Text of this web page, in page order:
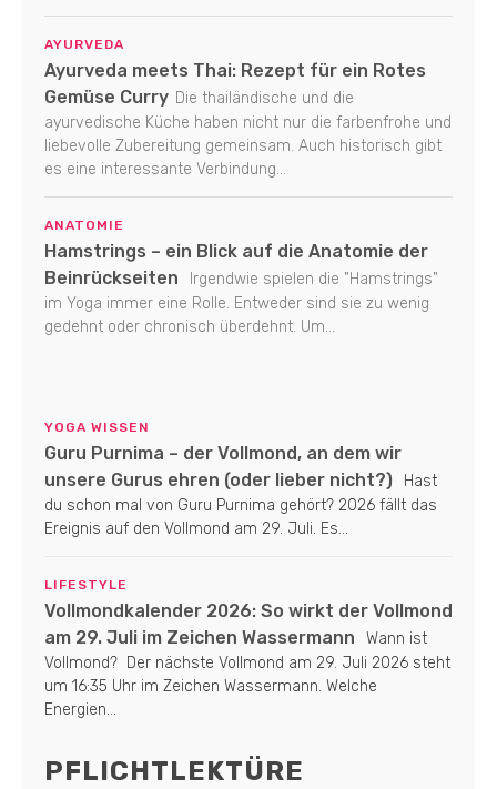
AYURVEDA
Ayurveda meets Thai: Rezept für ein Rotes
Gemüse Curry Die thailändische und die
ayurvedische Küche haben nicht nur die farbenfrohe und
liebevolle Zubereitung gemeinsam. Auch historisch gibt
es eine interessante Verbindung...
ANATOMIE
Hamstrings – ein Blick auf die Anatomie der
Beinrückseiten
Irgendwie spielen die "Hamstrings"
im Yoga immer eine Rolle. Entweder sind sie zu wenig
gedehnt oder chronisch überdehnt. Um...
YOGA WISSEN
Guru Purnima – der Vollmond, an dem wir
unsere Gurus ehren (oder lieber nicht?)
Hast
du schon mal von Guru Purnima gehört? 2026 fällt das
Ereignis auf den Vollmond am 29. Juli. Es...
LIFESTYLE
Vollmondkalender 2026: So wirkt der Vollmond
am 29. Juli im Zeichen Wassermann
Wann ist
Vollmond? Der nächste Vollmond am 29. Juli 2026 steht
um 16:35 Uhr im Zeichen Wassermann. Welche
Energien...
PFLICHTLEKTÜRE